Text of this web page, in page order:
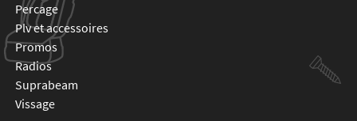
percage
plv et accessoires
promos
radios
suprabeam
vissage